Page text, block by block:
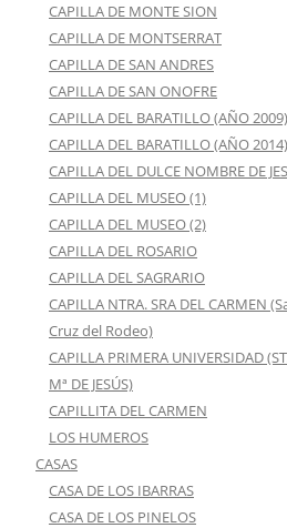
CAPILLA DE MONTE SION
CAPILLA DE MONTSERRAT
CAPILLA DE SAN ANDRES
CAPILLA DE SAN ONOFRE
CAPILLA DEL BARATILLO (AÑO 2009)
CAPILLA DEL BARATILLO (AÑO 2014)
CAPILLA DEL DULCE NOMBRE DE
CAPILLA DEL MUSEO (1)
CAPILLA DEL MUSEO (2)
CAPILLA DEL ROSARIO
CAPILLA DEL SAGRARIO
CAPILLA NTRA. SRA DEL CARMEN
Cruz del Rodeo)
CAPILLA PRIMERA UNIVERSIDAD
Mª DE JESÚS)
CAPILLITA DEL CARMEN
LOS HUMEROS
CASAS
CASA DE LOS IBARRAS
CASA DE LOS PINELOS